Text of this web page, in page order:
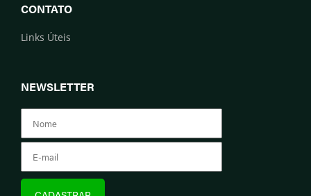
CONTATO
Links Úteis
NEWSLETTER